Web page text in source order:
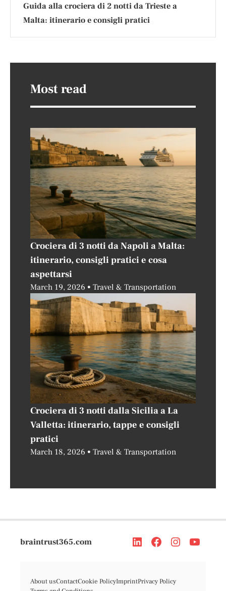
Guida alla crociera di 2 notti da Trieste a
Malta: itinerario e consigli pratici
Most read
Crociera di 3 notti da Napoli a Malta:
itinerario, consigli pratici e cosa
aspettarsi
March 19, 2026 Travel & Transportation
Crociera di 3 notti dalla Sicilia a La
Valletta: itinerario, tappe e consigli
pratici
March 18, 2026 Travel & Transportation
braintrust365.com
About usContactCookie PolicyImprintPrivacy Policy